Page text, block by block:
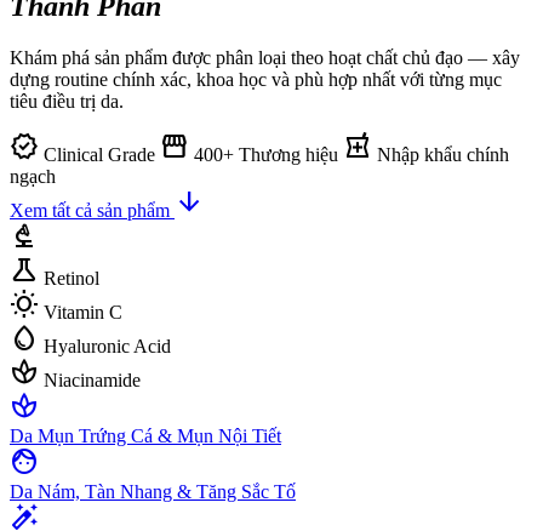
Khám phá sản phẩm được phân loại theo hoạt chất chủ đạo — xây
dựng routine chính xác, khoa học và phù hợp nhất với từng mục
tiêu điều trị da.
verified Clinical Grade storefront 400+ Thương hiệu local_pharmacy Nhập khẩu chính
ngạch
Xem tất cả sản phẩm arrow_downward
biotech
science Retinol
wb_sunny Vitamin C
water_drop Hyaluronic Acid
spa Niacinamide
spa
Da Mụn Trứng Cá & Mụn Nội Tiết
face
Da Nám, Tàn Nhang & Tăng Sắc Tố
auto_fix_high